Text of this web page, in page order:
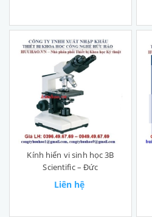
Kính hiển vi sinh học 3B
Scientific – Đức
Liên hệ